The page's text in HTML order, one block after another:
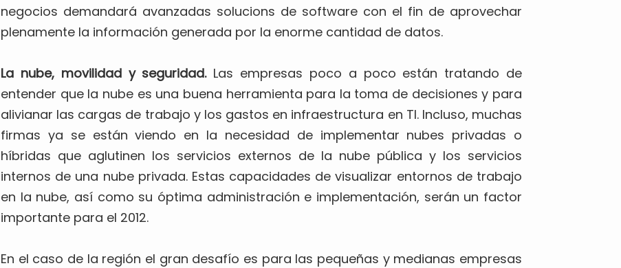
negocios demandará avanzadas solucions de software con el fin de aprovechar
plenamente la información generada por la enorme cantidad de datos.
La nube, movilidad y seguridad. Las empresas poco a poco están tratando de
entender que la nube es una buena herramienta para la toma de decisiones y para
alivianar las cargas de trabajo y los gastos en infraestructura en TI. Incluso, muchas
firmas ya se están viendo en la necesidad de implementar nubes privadas o
híbridas que aglutinen los servicios externos de la nube pública y los servicios
internos de una nube privada. Estas capacidades de visualizar entornos de trabajo
en la nube, así como su óptima administración e implementación, serán un factor
importante para el 2012.
En el caso de la región el gran desafío es para las pequeñas y medianas empresas